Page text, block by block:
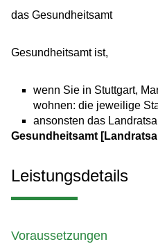
das Gesundheitsamt
Gesundheitsamt ist,
wenn Sie in Stuttgart,
wohnen: die jeweilige
ansonsten das
Gesundheitsamt
Leistungsdetails
Voraussetzungen